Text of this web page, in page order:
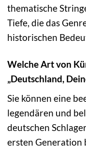
thematische
Tiefe, die das
historischen
Welche Art von
„Deutschland,
Sie können eine
legendären und
deutschen
ersten Generation